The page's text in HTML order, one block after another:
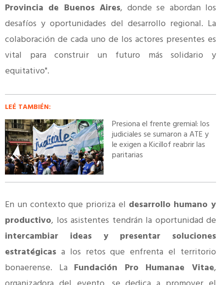
Provincia de Buenos Aires, donde se abordan los
desafíos y oportunidades del desarrollo regional. La
colaboración de cada uno de los actores presentes es
vital para construir un futuro más solidario y
equitativo".
LEÉ TAMBIÉN:
Presiona el frente gremial: los
judiciales se sumaron a ATE y
le exigen a Kicillof reabrir las
paritarias
En un contexto que prioriza el desarrollo humano y
productivo, los asistentes tendrán la oportunidad de
intercambiar ideas y presentar soluciones
estratégicas a los retos que enfrenta el territorio
bonaerense. La Fundación Pro Humanae Vitae,